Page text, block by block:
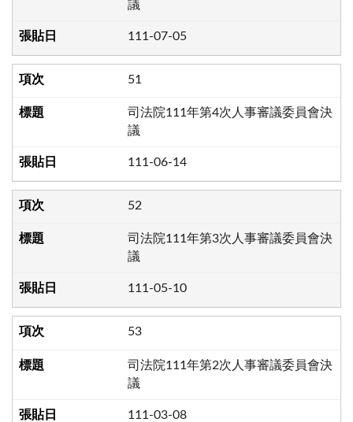
議
111-07-05
51
司法院111年第4次人事審議委員會決
議
111-06-14
52
司法院111年第3次人事審議委員會決
議
111-05-10
53
司法院111年第2次人事審議委員會決
議
111-03-08